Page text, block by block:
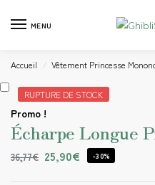
MENU
Accueil / Vêtement Princesse
RUPTURE DE STOCK
Promo !
Écharpe Longue
36,77€ 25,90€ -30%